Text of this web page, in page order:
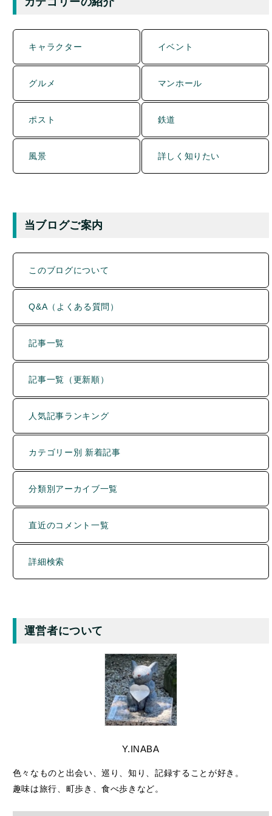
キャラクター イベント
グルメ マンホール
ポスト 鉄道
風景 詳しく知りたい
当ブログご案内
このブログについて
Q&A（よくある質問）
記事一覧
記事一覧（更新順）
人気記事ランキング
カテゴリー別 新着記事
分類別アーカイブ一覧
直近のコメント一覧
詳細検索
運営者について
Y.INABA
色々なものと出会い、巡り、知り、記録することが好き。
趣味は旅行、町歩き、食べ歩きなど。